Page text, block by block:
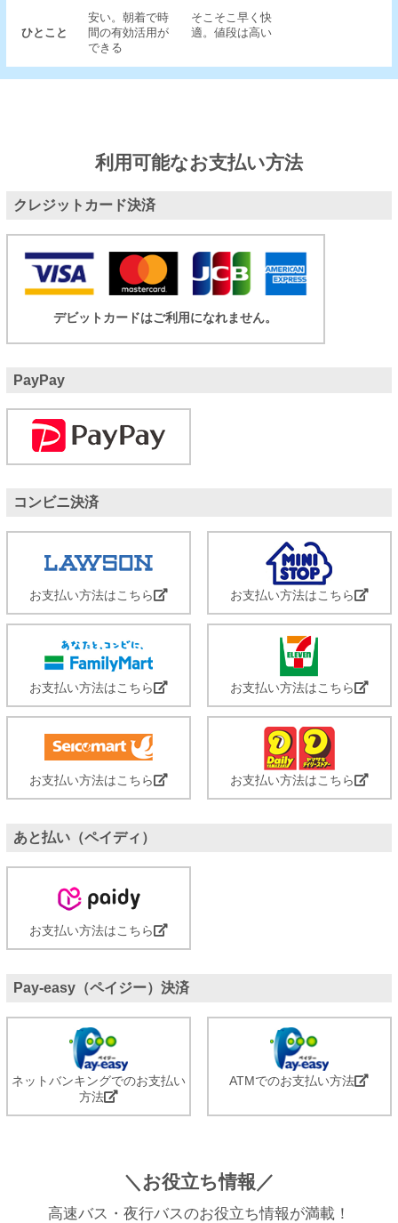
ひとこと
安い。朝着で時
間の有効活用が
できる
そこそこ早く快
適。値段は高い
利用可能なお支払い方法
クレジットカード決済
デビットカードはご利用になれません。
PayPay
コンビニ決済
お支払い方法はこちら お支払い方法はこちら
お支払い方法はこちら お支払い方法はこちら
お支払い方法はこちら お支払い方法はこちら
あと払い（ペイディ）
お支払い方法はこちら
Pay-easy（ペイジー）決済
ネットバンキングでのお支払い
方法
ATMでのお支払い方法
＼お役立ち情報／
高速バス・夜行バスのお役立ち情報が満載！